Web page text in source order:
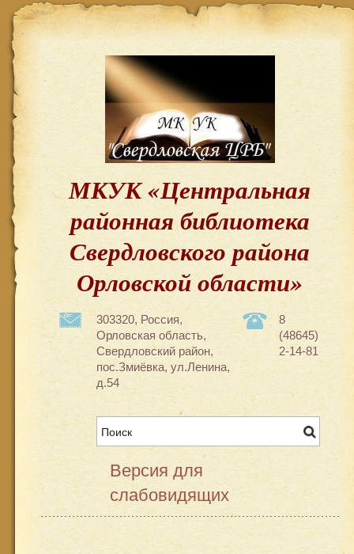
МКУК «Центральная
районная библиотека
Свердловского района
Орловской области»
303320, Россия,
Орловская область,
Свердловский район,
пос.Змиёвка, ул.Ленина,
д.54
8
(48645)
2-14-81
Версия для
слабовидящих